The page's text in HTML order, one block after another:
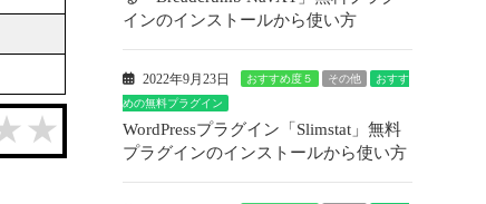
インのインストールから使い方
2022年9月23日 おすすめ度５ その他
おすす
めの無料プラグイン
WordPressプラグイン「Slimstat」無料
プラグインのインストールから使い方